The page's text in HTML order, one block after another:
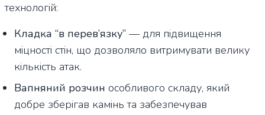
технологій:
Кладка “в перев’язку” — для підвищення
міцності стін, що дозволяло витримувати велику
кількість атак.
Вапняний розчин особливого складу, який
добре зберігав камінь та забезпечував